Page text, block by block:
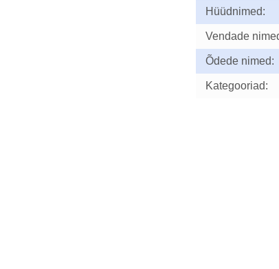
Hüüdnimed:
Vendade
Õdede nimed:
Kategooriad: